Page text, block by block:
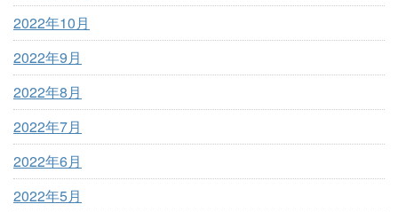
2022年10月
2022年9月
2022年8月
2022年7月
2022年6月
2022年5月